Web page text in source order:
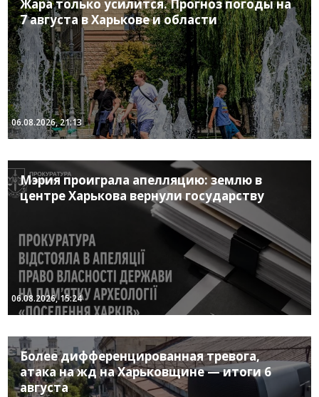
Жара только усилится. Прогноз погоды на
7 августа в Харькове и области
06.08.2026, 21:13
Мэрия проиграла апелляцию: землю в
центре Харькова вернули государству
06.08.2026, 15:24
Более дифференцированная тревога,
атака на жд на Харьковщине — итоги 6
августа